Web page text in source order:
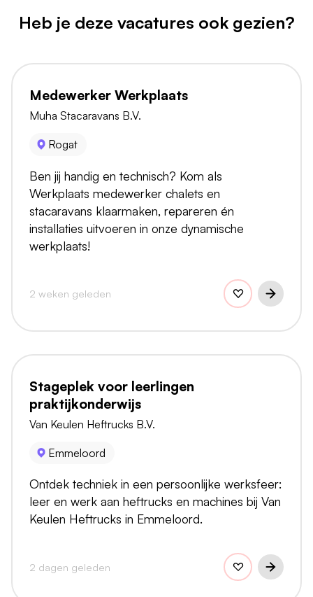
Heb je deze vacatures ook gezien?
Medewerker Werkplaats
Muha Stacaravans B.V.
Rogat
Ben jij handig en technisch? Kom als
Werkplaats medewerker chalets en
stacaravans klaarmaken, repareren én
installaties uitvoeren in onze dynamische
werkplaats!
2 weken geleden
Stageplek voor leerlingen
praktijkonderwijs
Van Keulen Heftrucks B.V.
Emmeloord
Ontdek techniek in een persoonlijke werksfeer:
leer en werk aan heftrucks en machines bij Van
Keulen Heftrucks in Emmeloord.
2 dagen geleden